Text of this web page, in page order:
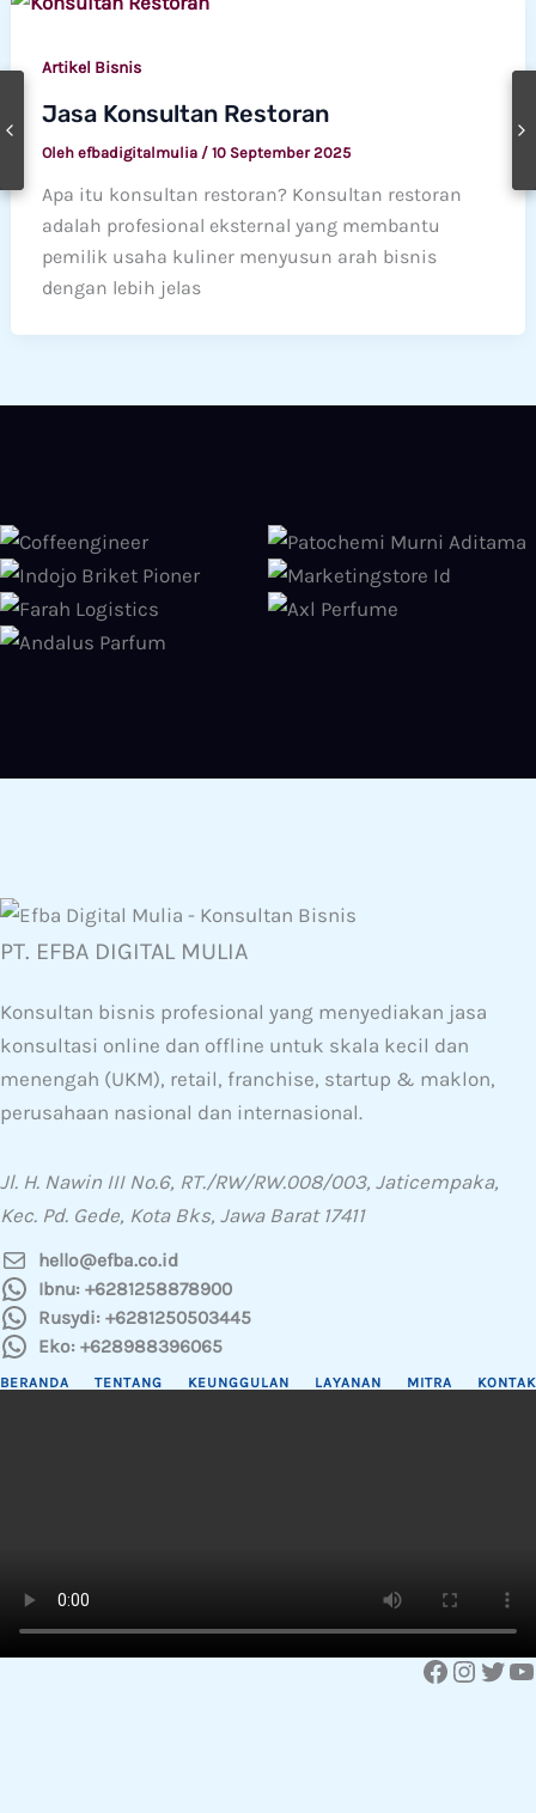
Artikel Bisnis
Jasa Konsultan Restoran
Oleh efbadigitalmulia / 10 September 2025
Apa itu konsultan restoran? Konsultan restoran
adalah profesional eksternal yang membantu
pemilik usaha kuliner menyusun arah bisnis
dengan lebih jelas
PT. EFBA DIGITAL MULIA
Konsultan bisnis profesional yang menyediakan jasa
konsultasi online dan offline untuk skala kecil dan
menengah (UKM), retail, franchise, startup & maklon,
perusahaan nasional dan internasional.
Jl. H. Nawin III No.6, RT./RW/RW.008/003, Jaticempaka,
Kec. Pd. Gede, Kota Bks, Jawa Barat 17411
hello@efba.co.id
Ibnu: +6281258878900
Rusydi: +6281250503445
Eko: +628988396065
BERANDA TENTANG KEUNGGULAN LAYANAN MITRA KONTAK
Facebook Instagram Twitter YouTube